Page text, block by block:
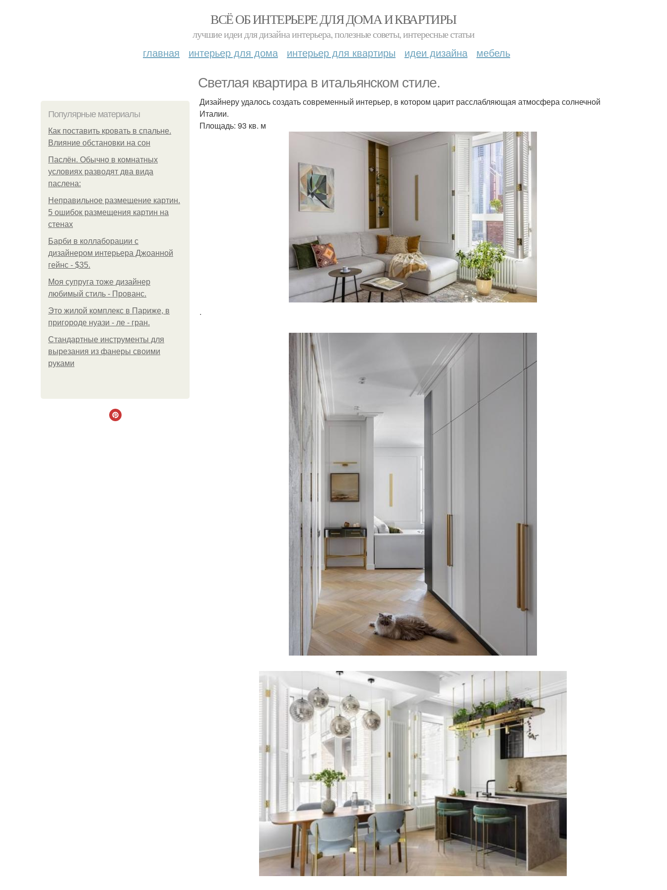
ВСЁ ОБ ИНТЕРЬЕРЕ ДЛЯ ДОМА И КВАРТИРЫ
лучшие идеи для дизайна интерьера, полезные советы, интересные статьи
главная интерьер для дома интерьер для квартиры идеи дизайна мебель
Светлая квартира в итальянском стиле.
Популярные материалы
Как поставить кровать в спальне.
Влияние обстановки на сон
Паслён. Обычно в комнатных
условиях разводят два вида
паслена:
Неправильное размещение картин.
5 ошибок размещения картин на
стенах
Барби в коллаборации с
дизайнером интерьера Джоанной
гейнс - $35.
Моя супруга тоже дизайнер
любимый стиль - Прованс.
Это жилой комплекс в Париже, в
пригороде нуази - ле - гран.
Стандартные инструменты для
вырезания из фанеры своими
руками
Дизайнеру удалось создать современный интерьер, в котором царит расслабляющая атмосфера солнечной
Италии.
Площадь: 93 кв. м
.